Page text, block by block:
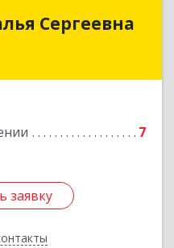
Сергеевна
7
заявку
заявку